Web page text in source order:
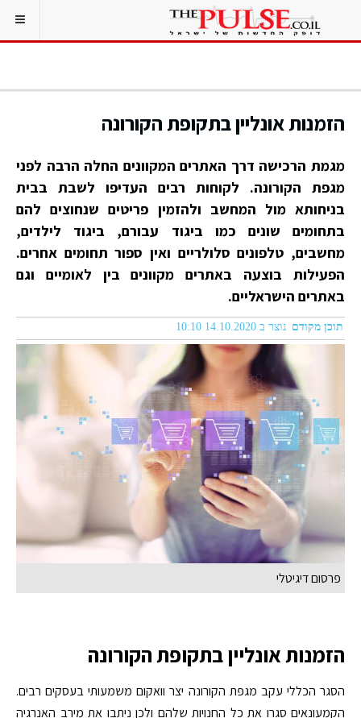
הזמנות אונליין בתקופת הקורונה
מגמת הרכישה דרך האתרים המקוונים החלה הרבה לפני
מגפת הקורונה. לקוחות רבים העדיפו לשבת בבית
בניחותא מול המחשב ולהזמין פריטים שנחוצים להם
בתחומים שונים כמו ביגוד עבורם, ביגוד לילדים,
מחשבים, טלפונים סלולריים ואין ספור תחומים אחרים.
הפעילות בוצעה באתרים מקוונים בין לאומיים וגם
באתרים הישראליים.
תוכן מקודם נוצר ב 14.10.2020 10:10
פרסום דיגיטלי
הזמנות אונליין בתקופת הקורונה
הסגר הכללי עקב מגפת הקורונה יצר וואקום משמעותי בעסקים רבים.
הקמעונאים סגרו את כל החנויות שלהם ולכן ניתבו את מירב האנרגיה